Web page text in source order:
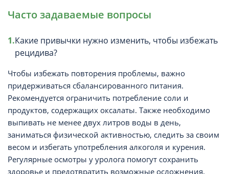
Часто задаваемые вопросы
Какие привычки нужно изменить, чтобы избежать
рецидива?
Чтобы избежать повторения проблемы, важно
придерживаться сбалансированного питания.
Рекомендуется ограничить потребление соли и
продуктов, содержащих оксалаты. Также необходимо
выпивать не менее двух литров воды в день,
заниматься физической активностью, следить за своим
весом и избегать употребления алкоголя и курения.
Регулярные осмотры у уролога помогут сохранить
здоровье и предотвратить возможные осложнения.